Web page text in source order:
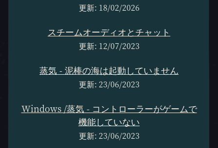
更新: 18/02/2026
スチームオーディオとチャット
更新: 12/07/2023
蒸気 - 泥棒の海は起動していません
更新: 23/06/2023
Windows /蒸気 - コントローラーがゲームで
機能していない
更新: 23/06/2023